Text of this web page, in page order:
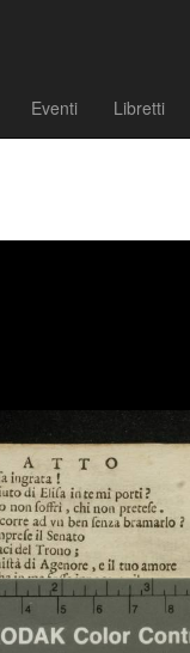
Eventi Libretti